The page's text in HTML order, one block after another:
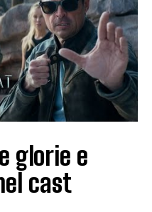
glorie e
cast